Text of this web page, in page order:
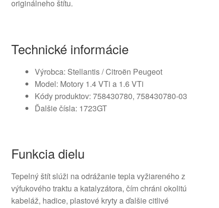
originálneho štítu.
Technické informácie
Výrobca: Stellantis / Citroën Peugeot
Model: Motory 1.4 VTi a 1.6 VTi
Kódy produktov: 758430780, 758430780-03
Ďalšie čísla: 1723GT
Funkcia dielu
Tepelný štít slúži na odrážanie tepla vyžiareného z
výfukového traktu a katalyzátora, čím chráni okolitú
kabeláž, hadice, plastové kryty a ďalšie citlivé